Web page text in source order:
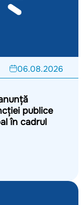
06.08.2026
publice
în cadrul